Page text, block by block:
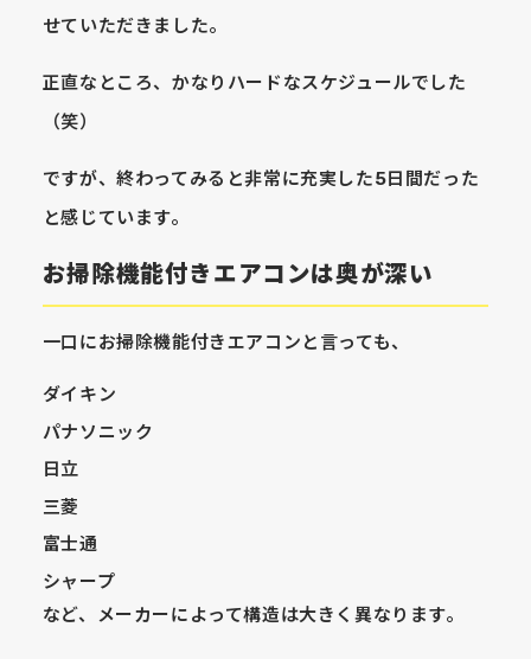
せていただきました。
正直なところ、かなりハードなスケジュールでした
（笑）
ですが、終わってみると非常に充実した5日間だった
と感じています。
お掃除機能付きエアコンは奥が深い
一口にお掃除機能付きエアコンと言っても、
ダイキン
パナソニック
日立
三菱
富士通
シャープ
など、メーカーによって構造は大きく異なります。